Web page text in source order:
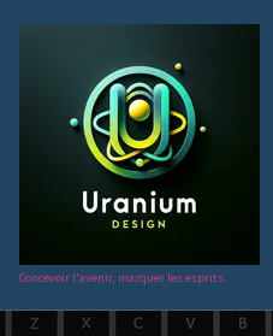
Concevoir l'avenir, marquer les esprits.